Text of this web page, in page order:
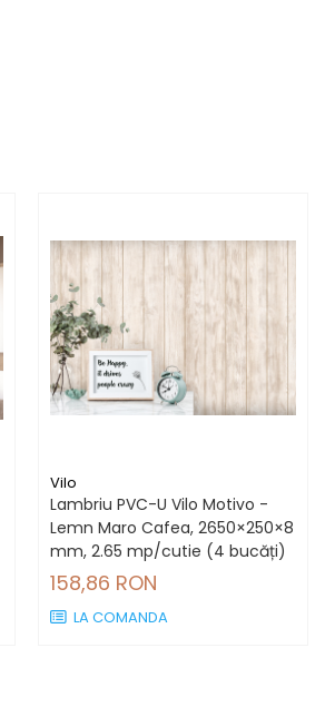
Vilo
Lambriu PVC-U Vilo Motivo -
Lemn Maro Cafea, 2650×250×8
mm, 2.65 mp/cutie (4 bucăți)
158,86 RON
LA COMANDA